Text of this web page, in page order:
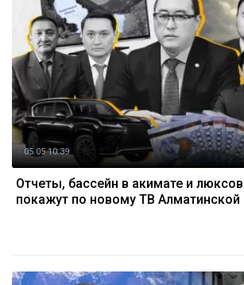
05.05 10:39
Отчеты, бассейн в акимате и
покажут по новому ТВ Алматинской